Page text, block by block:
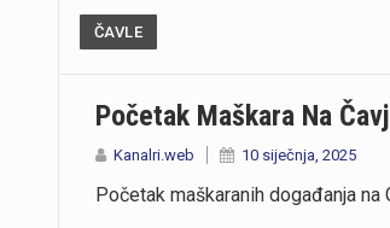
ČAVLE
Početak Maškara Na
Kanalri.web 10 siječnja, 2025
Početak maškaranih događanja